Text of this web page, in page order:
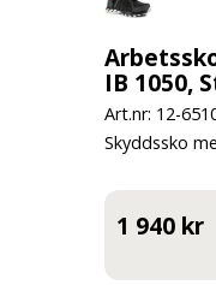
IB 1050,
Art.nr: 12-
Skyddssko
1 940 kr